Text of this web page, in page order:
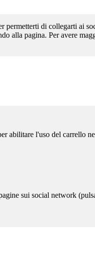
di collegarti ai
alla pagina. Per avere
l'uso del carrello
sui social network